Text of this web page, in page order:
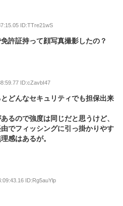
ID:TTre21wS
許証持って顔写真撮影したの？
ID:cZavbI47
どんなセキュリティでも担保出来
るので強度は同じだと思うけど、
でフィッシングに引っ掛かりやす
感はあるが。
ID:Rg5auYlp